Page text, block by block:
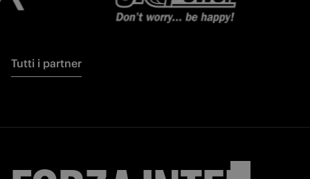
Tutti i partner